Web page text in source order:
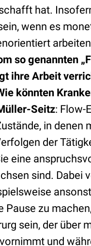
hat.
wenn es
so genannten
ihre Arbeit
könnten
Seitz: Flow-
in denen
der
eine
sind. Dabei
Pause zu
sein, der über
und